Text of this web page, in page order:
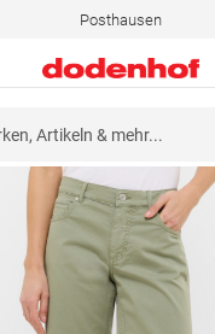
Posthausen